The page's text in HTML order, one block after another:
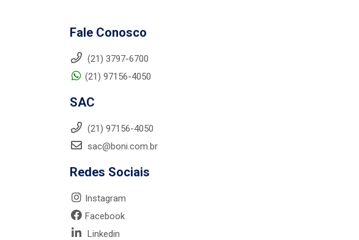
Fale Conosco
(21) 3797-6700
(21) 97156-4050
SAC
(21) 97156-4050
sac@boni.com.br
Redes Sociais
Instagram
Facebook
Linkedin